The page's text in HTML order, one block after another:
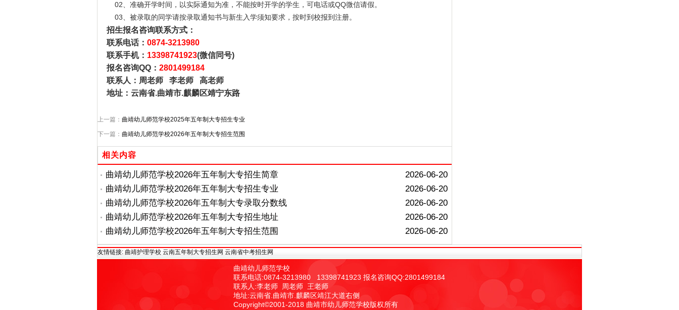
02、准确开学时间，以实际通知为准，不能按时开学的学生，可电话或QQ微信请假。
03、被录取的同学请按录取通知书与新生入学须知要求，按时到校报到注册。
招生报名咨询联系方式：
联系电话： 0874-3213980
联系手机： 13398741923(微信同号)
报名咨询QQ： 2801499184
联系人：周老师 李老师 高老师
地址：云南省.曲靖市.麒麟区靖宁东路
上一篇： 曲靖幼儿师范学校2025年五年制大专招生专业
下一篇： 曲靖幼儿师范学校2026年五年制大专招生范围
相关内容
曲靖幼儿师范学校2026年五年制大专招生简章
2026-06-20
曲靖幼儿师范学校2026年五年制大专招生专业
2026-06-20
曲靖幼儿师范学校2026年五年制大专录取分数线
2026-06-20
曲靖幼儿师范学校2026年五年制大专招生地址
2026-06-20
曲靖幼儿师范学校2026年五年制大专招生范围
2026-06-20
曲靖幼儿师范学校2025年五年制大专招生简章
2025-06-04
曲靖幼儿师范学校2025年五年制大专招生专业
2025-06-04
曲靖幼儿师范学校2025年五年制大专报名条件
2025-06-04
曲靖幼儿师范学校2025年五年制大专录取分数线
曲靖幼儿师范学校2025年五年制大专招生电话
2025-06-04
友情链接: 曲靖护理学校 云南五年制大专招生网 云南省中考招生网
曲靖幼儿师范学校
联系电话:0874-3213980 13398741923 报名咨询QQ:2801499184
联系人:李老师 周老师 王老师
地址:云南省.曲靖市.麒麟区靖江大道右侧
Copyright©2001-2018 曲靖市幼儿师范学校版权所有